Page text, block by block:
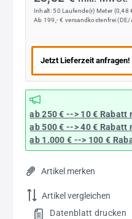
Inhalt: 50 Laufende(r) Meter(0,48
Ab 199,- € versandkostenfrei
Jetzt Lieferzeit anfragen!
ab 250 € --> 10 € Rabatt
ab 500 € --> 40 € Rabatt
ab 1.000 € --> 100 €
Artikel merken
Artikel vergleichen
Datenblatt drucken